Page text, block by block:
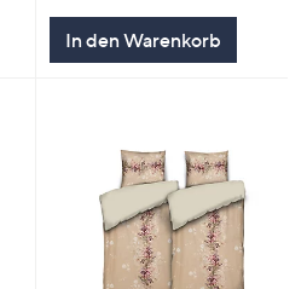
In den Warenkorb